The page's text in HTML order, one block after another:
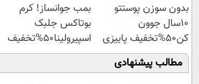
ویژه
بدون سوزن پوستتو
10سال جوون
کن50%تخفیف پاییزی
بمب جوانساز! کرم
بوتاکس جلبک
اسپیرولینا50%تخفیف
مطالب پیشنهادی